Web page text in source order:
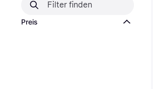
Preis